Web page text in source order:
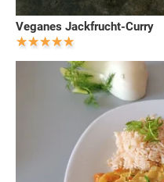
Veganes Jackfrucht-Curry